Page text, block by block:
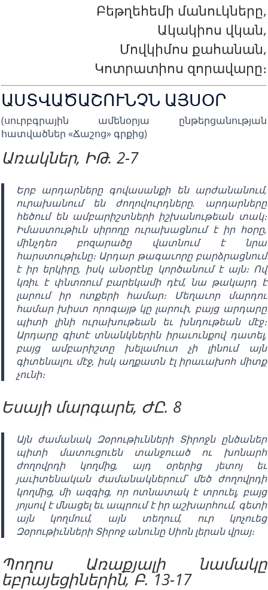
Բեթղեհեմի մանուկները,
Ակակիոս վկան,
Մովկիմոս քահանան,
Կոտրատիոս զորավարը։
ԱՍՏՎԱԾԱՇՈՒՆՉՆ ԱՅՍՕՐ
(սուրբգրային ամենօրյա ընթերցանության
հատվածներ «Ճաշոց» գրքից)
Առակներ, ԻԹ. 2-7
Երբ արդարները գովասանքի են արժանանում,
ուրախանում են ժողովուրդները. արդարները
հեծում են ամբարիշտների իշխանութեան տակ։
Իմաստութիւն սիրողը ուրախացնում է իր հօրը,
մինչդեռ բոզարածը վատնում է նրա
հարստութիւնը։ Արդար թագաւորը բարձրացնում
է իր երկիրը, իսկ անօրէնը կործանում է այն։ Ով
կռիւ է փնտռում բարեկամի դէմ, նա թակարդ է
լարում իր ոտքերի համար։ Մեղաւոր մարդու
համար խիստ որոգայթ կը լարուի, բայց արդարը
պիտի լինի ուրախութեան եւ խնդութեան մէջ։
Արդարը գիտէ տնանկներին իրաւունքով դատել,
բայց ամբարիշտը խելամուտ չի լինում այն
գիտենալու մէջ, իսկ աղքատն էլ իրաւախոհ միտք
չունի։
Եսայի մարգարե, ԺԸ. 8
Այն ժամանակ Զօրութիւնների Տիրոջն ընծաներ
պիտի մատուցուեն տանջուած ու խոնարհ
ժողովրդի կողմից, այդ օրերից յետոյ եւ
յաւիտենական ժամանակներում՝ մեծ ժողովրդի
կողմից, մի ազգից, որ ոտնատակ է տրուել, բայց
յոյսով է մնացել եւ ապրում է իր աշխարհում, գետի
այն կողմում, այն տեղում, ուր կոչուեց
Զօրութիւնների Տիրոջ անունը Սիոն լերան վրայ։
Պողոս Առաքյալի նամակը
եբրայեցիներին, Բ. 13-17